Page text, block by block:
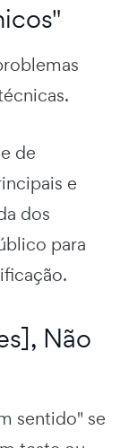
de
e
dos
para
Não
sentido" se